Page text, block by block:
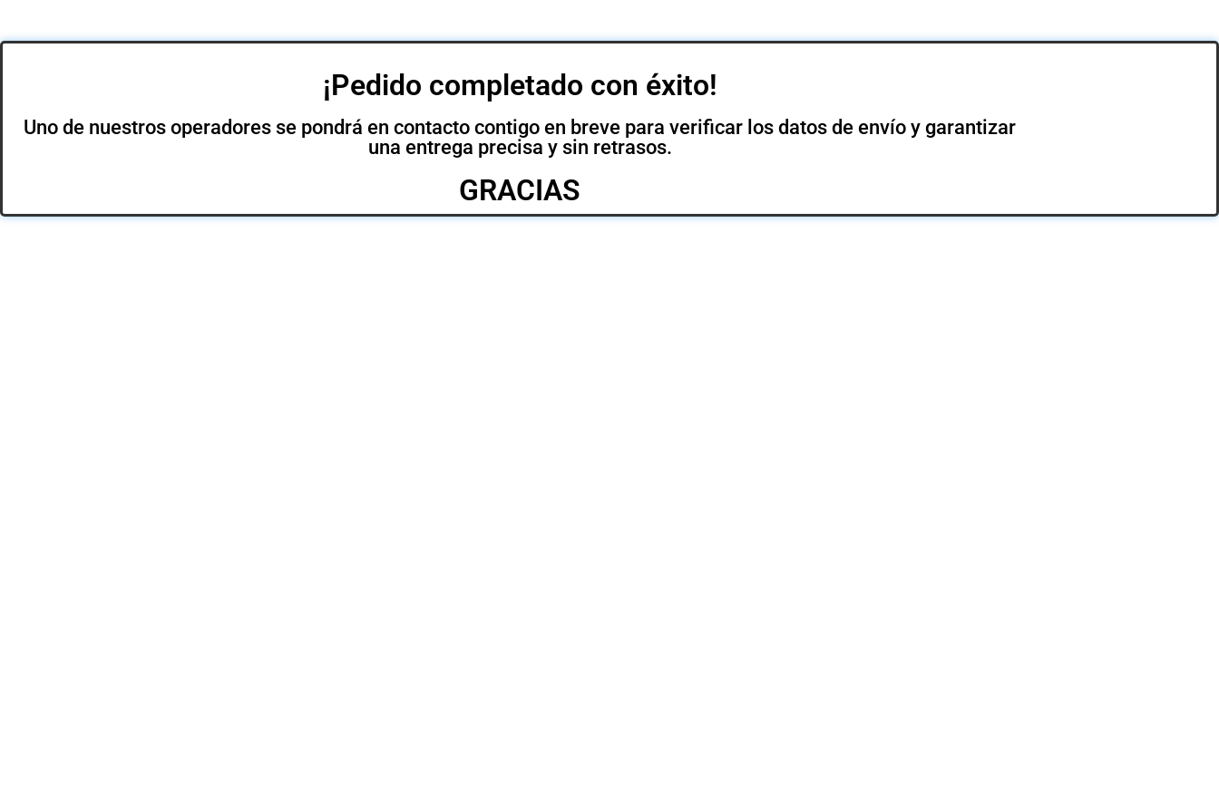
¡Pedido completado con éxito!
Uno de nuestros operadores se pondrá en contacto contigo en breve para verificar los datos de envío y garantizar
una entrega precisa y sin retrasos.
GRACIAS